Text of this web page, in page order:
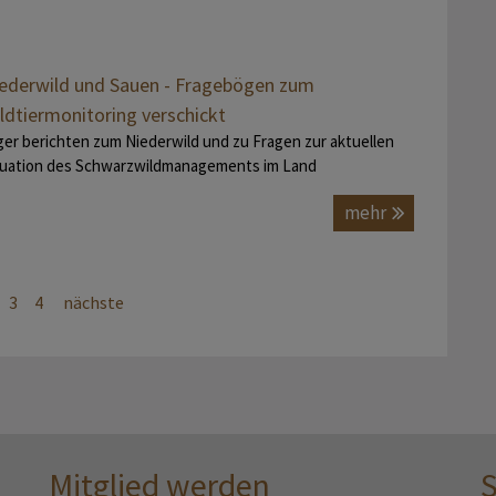
und Sauen - Fragebögen zum
verschickt
berichten zum Niederwild und zu Fragen zur aktuellen
des Schwarzwildmanagements im Land
mehr
3 4 nächste
Mitglied werden